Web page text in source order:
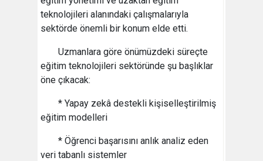
teknolojileri alanındaki çalışmalarıyla
sektörde önemli bir konum elde etti.
Uzmanlara göre önümüzdeki süreçte
eğitim teknolojileri sektöründe şu başlıklar
öne çıkacak:
* Yapay zekâ destekli kişiselleştirilmiş
eğitim modelleri
* Öğrenci başarısını anlık analiz eden
veri tabanlı sistemler